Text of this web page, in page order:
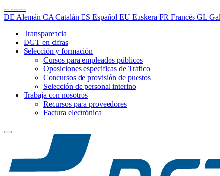
-- ------
DE Alemán CA Catalán ES Español EU Euskera FR Francés GL
Transparencia
DGT en cifras
Selección y formación
Cursos para empleados públicos
Oposiciones específicas de Tráfico
Concursos de provisión de puestos
Selección de personal interino
Trabaja con nosotros
Recursos para proveedores
Factura electrónica